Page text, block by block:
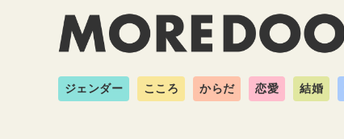
ジェンダー こころ からだ 恋愛 結婚